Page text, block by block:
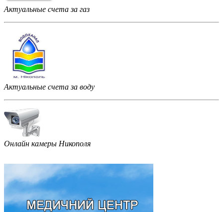
Актуальные счета за газ
Актуальные счета за воду
Онлайн камеры Никополя